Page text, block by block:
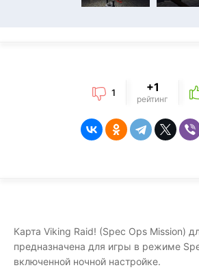
1 +1
рейтинг
Карта Viking Raid! (Spec Ops Mission)
предназначена для игры в режиме
включенной ночной настройке.